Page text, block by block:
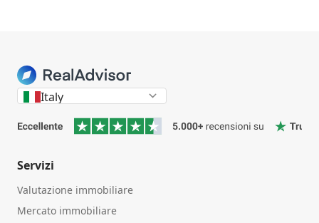
Italy
Servizi
Valutazione immobiliare
Mercato immobiliare